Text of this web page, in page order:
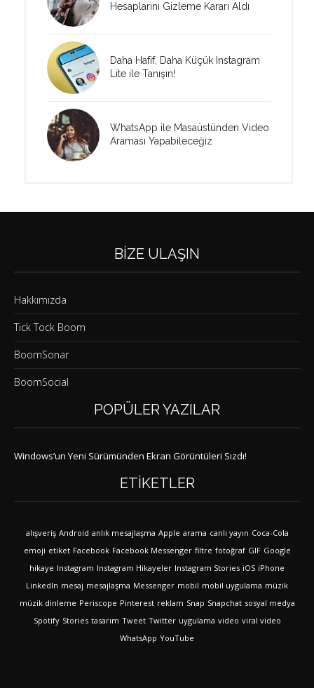
Hesaplarını Gizleme Kararı Aldı
Daha Hafif, Daha Küçük Instagram
Lite ile Tanışın!
WhatsApp ile Masaüstünden Video
Araması Yapabileceğiz
BIZE ULAŞIN
Hakkımızda
Tick Tock Boom
BoomSonar
BoomSocial
POPÜLER YAZILAR
Windows’un Yeni Sürümünden Ekran Görüntüleri Sızdı!
ETIKETLER
alışveriş Android anlık mesajlaşma Apple arama canlı yayın Coca-Cola
emoji etiket Facebook Facebook Messenger filtre fotoğraf GIF Google
hikaye Instagram Instagram Hikayeler Instagram Stories iOS iPhone
LinkedIn mesaj mesajlaşma Messenger mobil mobil uygulama müzik
müzik dinleme Periscope Pinterest reklam Snap Snapchat sosyal medya
Spotify Stories tasarım Tweet Twitter uygulama video viral video
WhatsApp YouTube